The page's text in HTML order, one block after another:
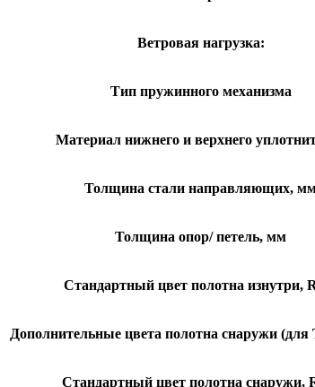
Ветровая нагрузка:
Тип пружинного механизма
Материал нижнего и верхнего
Толщина стали направляющих,
Толщина опор/ петель, мм
Стандартный цвет полотна изнутри,
Дополнительные цвета полотна снаружи (для
Стандартный цвет полотна снаружи,